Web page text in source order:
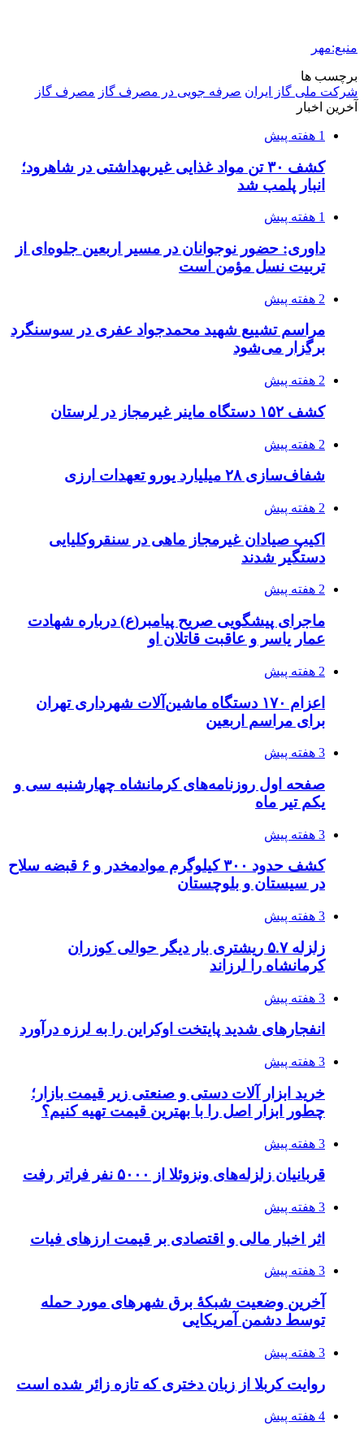
منبع:مهر
برچسب ها
شرکت ملی گاز ایران صرفه جویی در مصرف گاز مصرف گاز
آخرین اخبار
1 هفته پیش
کشف ۳۰ تن مواد غذایی غیربهداشتی در شاهرود؛
انبار پلمب شد
1 هفته پیش
داوری: حضور نوجوانان در مسیر اربعین جلوه‌ای از
تربیت نسل مؤمن است
2 هفته پیش
مراسم تشییع شهید محمدجواد عفری در سوسنگرد
برگزار می‌شود
2 هفته پیش
کشف ۱۵۲ دستگاه ماینر غیرمجاز در لرستان
2 هفته پیش
شفاف‌سازی ۲۸ میلیارد یورو تعهدات ارزی
2 هفته پیش
اکیپ صیادان غیرمجاز ماهی در سنقروکلیایی
دستگیر شدند
2 هفته پیش
ماجرای پیشگویی صریح پیامبر(ع) درباره شهادت
عمار یاسر و عاقبت قاتلان او
2 هفته پیش
اعزام ۱۷۰ دستگاه ماشین‌آلات شهرداری تهران
برای مراسم اربعین
3 هفته پیش
صفحه اول روزنامه‌های کرمانشاه چهارشنبه سی و
یکم تیر ماه
3 هفته پیش
کشف حدود ۳۰۰ کیلوگرم موادمخدر و ۶ قبضه سلاح
در سیستان و بلوچستان
3 هفته پیش
زلزله ۵.۷ ریشتری بار دیگر حوالی کوزران
کرمانشاه را لرزاند
3 هفته پیش
انفجارهای شدید پایتخت اوکراین را به لرزه درآورد
3 هفته پیش
خرید ابزار آلات دستی و صنعتی زیر قیمت بازار؛
چطور ابزار اصل را با بهترین قیمت تهیه کنیم؟
3 هفته پیش
قربانیان زلزله‌های ونزوئلا از ۵۰۰۰ نفر فراتر رفت
3 هفته پیش
اثر اخبار مالی و اقتصادی بر قیمت ارزهای فیات
3 هفته پیش
آخرین وضعیت شبکۀ برق شهرهای مورد حمله
توسط دشمن آمریکایی
3 هفته پیش
روایت کربلا از زبان دختری که تازه زائر شده است
4 هفته پیش